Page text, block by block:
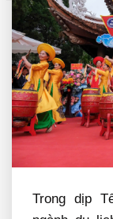
Trong dịp